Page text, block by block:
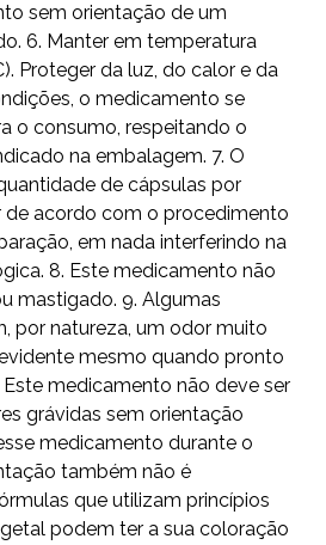
sem orientação de um
6. Manter em temperatura
Proteger da luz, do calor e da
o medicamento se
o consumo, respeitando o
na embalagem. 7. O
de cápsulas por
de acordo com o procedimento
em nada interferindo na
8. Este medicamento não
mastigado. 9. Algumas
por natureza, um odor muito
mesmo quando pronto
medicamento não deve ser
grávidas sem orientação
medicamento durante o
também não é
que utilizam princípios
podem ter a sua coloração